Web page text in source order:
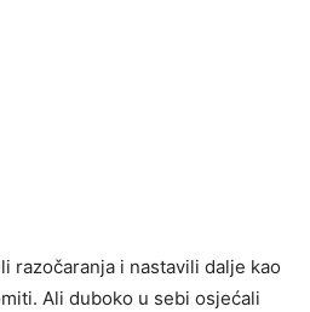
razočaranja i nastavili dalje kao
Ali duboko u sebi osjećali